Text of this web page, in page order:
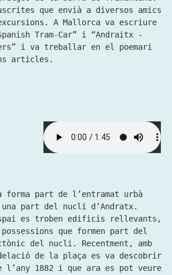
que envià a diversos amics
A Mallorca va escriure
Tram-Car” i “Andraitx -
i va treballar en el poemari
articles.
forma part de l’entramat urbà
una part del nucli d’Andratx.
es troben edificis rellevants,
que formen part del
del nucli. Recentment, amb
de la plaça es va descobrir
l’any 1882 i que ara es pot veure